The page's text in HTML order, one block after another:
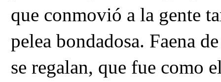
que conmovió a la gente
pelea bondadosa. Faena
se regalan, que fue como